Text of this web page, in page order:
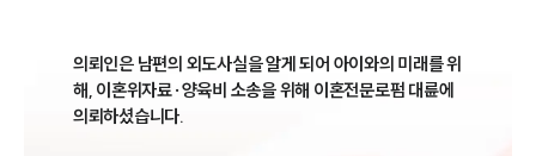
의뢰인은 남편의 외도사실을 알게 되어 아이와의 미래를 위
해, 이혼위자료·양육비 소송을 위해 이혼전문로펌 대륜에
의뢰하셨습니다.